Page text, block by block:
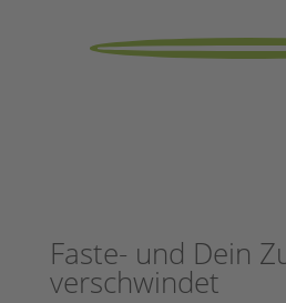
Faste- und Dein
verschwindet